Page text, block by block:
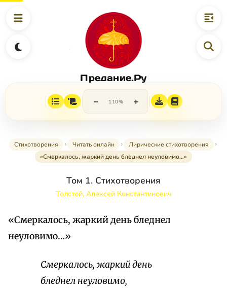
Предание.Ру
− 110% +
Стихотворения Читать онлайн
Лирические стихотворения
«Смеркалось, жаркий день бледнел неуловимо…»
Том 1. Стихотворения
Толстой, Алексей Константинович
«Смеркалось, жаркий день бледнел
неуловимо…»
Смеркалось, жаркий день
бледнел неуловимо,